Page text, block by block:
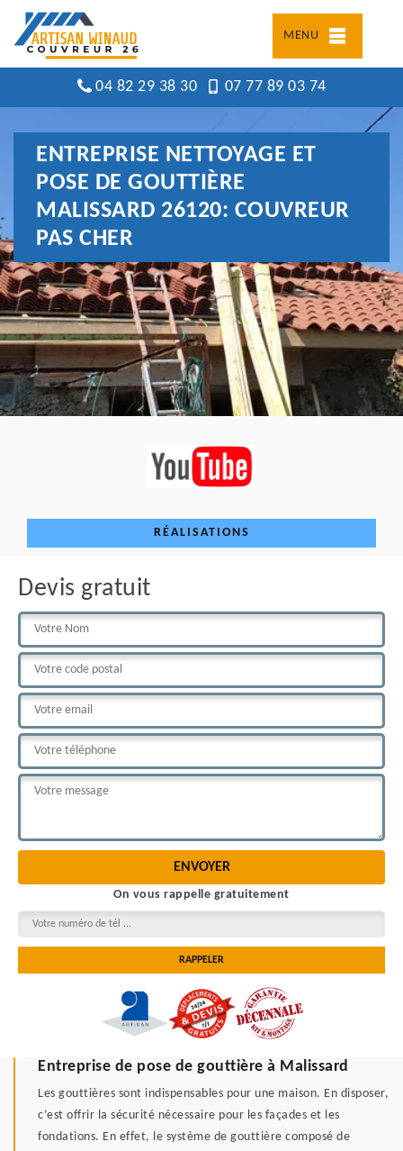
MENU
04 82 29 38 30 07 77 89 03 74
ENTREPRISE NETTOYAGE ET
POSE DE GOUTTIÈRE
MALISSARD 26120: COUVREUR
PAS CHER
RÉALISATIONS
Devis gratuit
On vous rappelle gratuitement
Entreprise de pose de gouttière à Malissard
Les gouttières sont indispensables pour une maison. En disposer,
c’est offrir la sécurité nécessaire pour les façades et les
fondations. En effet, le système de gouttière composé de